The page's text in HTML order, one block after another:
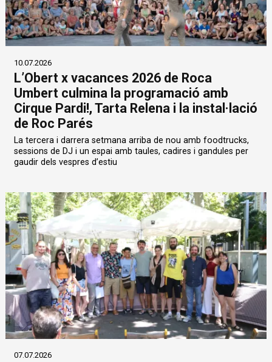
10.07.2026
L’Obert x vacances 2026 de Roca
Umbert culmina la programació amb
Cirque Pardi!, Tarta Relena i la instal·lació
de Roc Parés
La tercera i darrera setmana arriba de nou amb foodtrucks,
sessions de DJ i un espai amb taules, cadires i gandules per
gaudir dels vespres d’estiu
07.07.2026